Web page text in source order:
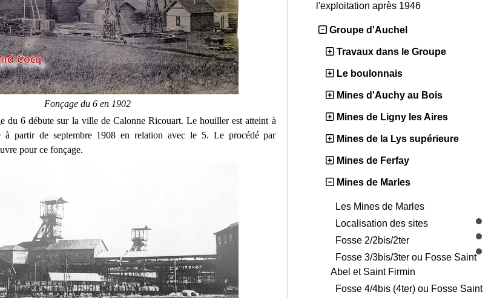
Fonçage du 6 en 1902
du 6 débute sur la ville de Calonne Ricouart. Le houiller est atteint à
partir de septembre 1908 en relation avec le 5. Le procédé par
pour ce fonçage.
l'exploitation après 1946
Groupe d'Auchel
Travaux dans le Groupe
Le boulonnais
Mines d'Auchy au Bois
Mines de Ligny les Aires
Mines de la Lys supérieure
Mines de Ferfay
Mines de Marles
Les Mines de Marles
Localisation des sites
Fosse 2/2bis/2ter
Fosse 3/3bis/3ter ou Fosse Saint
Abel et Saint Firmin
Fosse 4/4bis (4ter) ou Fosse Saint